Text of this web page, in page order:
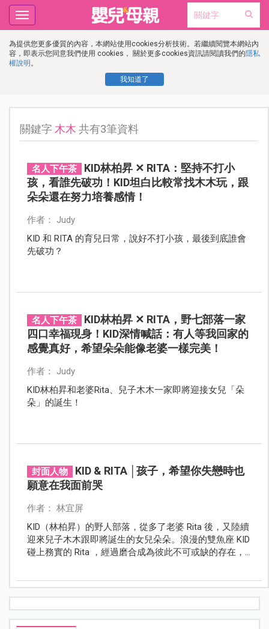
為提供您更多優質的內容，本網站使用cookies分析技術。若繼續閱覽本網站內
容，即表示您同意我們使用 cookies， 關於更多cookies資訊請閱讀我們的隱私
權說明 。
我知道了
Toggle
navigation
關鍵字 木木 共有3筆資料
名人下午茶
KID林柏昇 ✕ RITA：堅持不打小
孩，看誰先破功！KID坦白比較常找木木玩，跟
朵朵還在努力培養感情！
作者： Judy
KID 和 RITA 的育兒日常，說好不打小孩，最後到底誰會
先破功？
名人下午茶
KID林柏昇 ✕ RITA，野七部落一家
四口幸福現身！KID深情喊話：有人等我回家的
感覺真好，希望朵朵能像老婆一樣完美！
作者： Judy
KID林柏昇和老婆Rita、兒子木木一家即將迎接女兒「朵
朵」的誕生！
封面人物
KID & RITA │孩子，希望你失戀時也
願意在我面前哭
作者： 林宜屏
KID（林柏昇）的野人部落，從多了老婆 Rita 後，又陸續
迎來兒子木木跟即將誕生的女兒朵朵。浪漫的雙魚座 KID
碰上務實的 Rita ，經過磨合成為彼此不可或缺的存在，